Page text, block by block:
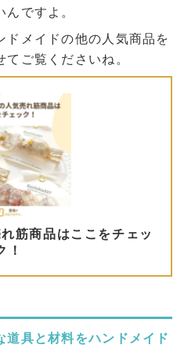
ですよ。
ドメイドの他の人気商品を
ご覧くださいね。
道具と材料をハンドメイド